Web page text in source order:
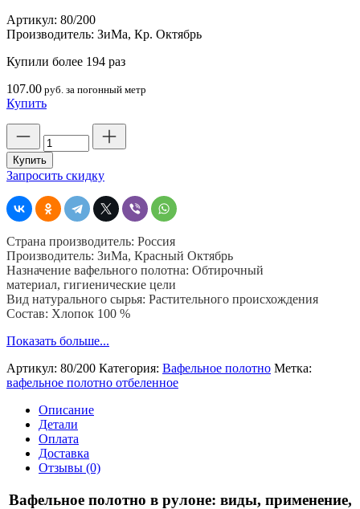
Артикул: 80/200
Производитель: ЗиМа, Кр. Октябрь
Купили более 194 раз
107.00 руб. за погонный метр
Купить
Количество
товара
Вафельное
полотно
шир.
80
пл.
200
гр.
50
м
Купить
Запросить скидку
Страна производитель: Россия
Производитель: ЗиМа, Красный Октябрь
Назначение вафельного полотна: Обтирочный
материал, гигиенические цели
Вид натурального сырья: Растительного происхождения
Состав: Хлопок 100 %
Показать больше...
Артикул: 80/200 Категория: Вафельное полотно Метка:
вафельное полотно отбеленное
Описание
Детали
Оплата
Доставка
Отзывы (0)
Вафельное полотно в рулоне: виды, применение,